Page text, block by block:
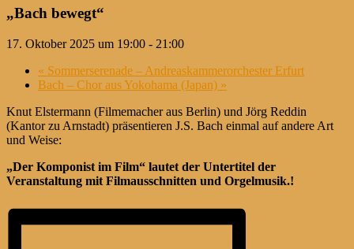
„Bach bewegt“
17. Oktober 2025 um 19:00 - 21:00
« Sommerserenade – Andreaskammerorchester Erfurt
Bach – Chor aus Yokohama (Japan) »
Knut Elstermann (Filmemacher aus Berlin) und Jörg Reddin
(Kantor zu Arnstadt) präsentieren J.S. Bach einmal auf andere Art
und Weise:
„Der Komponist im Film“ lautet der Untertitel der
Veranstaltung mit Filmausschnitten und Orgelmusik.!